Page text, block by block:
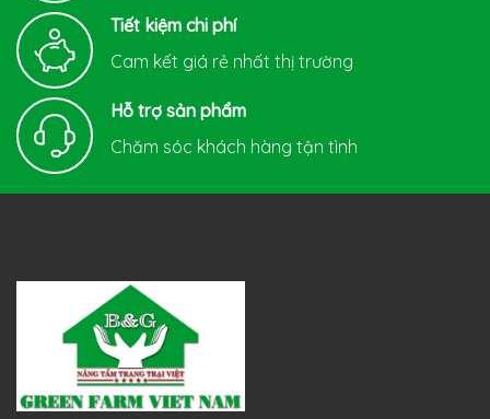
Tiết kiệm chi phí
Cam kết giá rẻ nhất thị trường
Hỗ trợ sản phẩm
Chăm sóc khách hàng tận tình